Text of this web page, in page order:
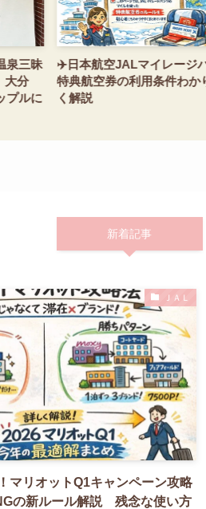
泉三昧
大分
ルに
✈️日本航空JALマイレージ
特典航空券の利用条件わか
く解説
新着記事
ＪＡＬ
マリオットQ1キャンペーン攻略
の新ルール解説 残念な使い方